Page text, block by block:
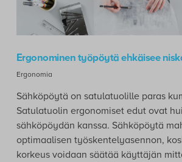
Ergonominen työpöytä ehkäisee
Ergonomia
Sähköpöytä on satulatuolille paras
Satulatuolin ergonomiset edut ovat
sähköpöydän kanssa. Sähköpöytä
optimaalisen työskentelyasennon,
korkeus voidaan säätää käyttäjän